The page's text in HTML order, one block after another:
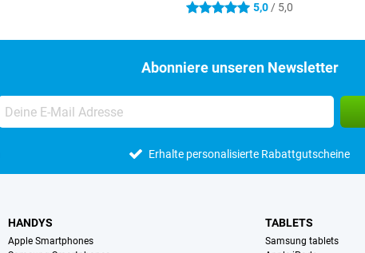
5 Sterne 5,0/ 5,0
Abonniere unseren Newsletter
Erhalte personalisierte Rabattgutscheine
HANDYS
Apple Smartphones
TABLETS
Samsung tablets